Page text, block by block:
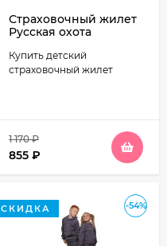
Страховочный жилет
Русская охота
40 кг)
Купить детский
страховочный жилет
1 170₽
855 ₽
-54%
СКИДКА